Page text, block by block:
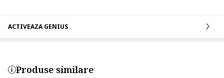
ACTIVEAZA GENIUS
Produse similare